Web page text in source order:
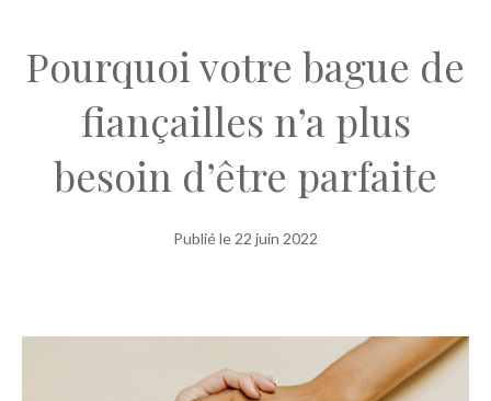
Pourquoi votre bague de
fiançailles n’a plus
besoin d’être parfaite
Publié le 22 juin 2022